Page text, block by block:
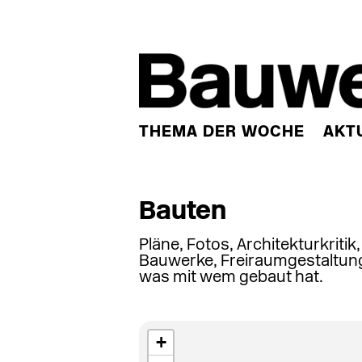
THEMA DER WOCHE
Bauten
Pläne, Fotos,
Bauwerke,
was mit wem gebaut hat.
+